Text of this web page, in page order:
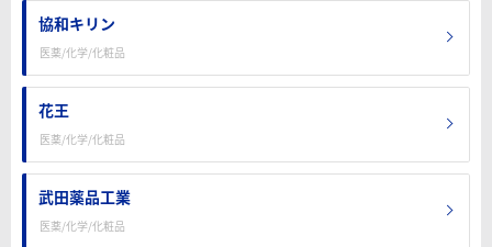
協和キリン
医薬/化学/化粧品
花王
医薬/化学/化粧品
武田薬品工業
医薬/化学/化粧品